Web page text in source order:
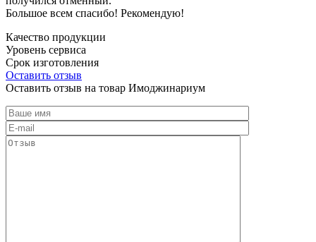
Большое всем спасибо! Рекомендую!
Качество продукции
Уровень сервиса
Срок изготовления
Оставить отзыв
Оставить отзыв на товар Имоджинариум